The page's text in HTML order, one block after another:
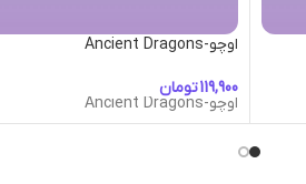
اوچو-Ancient Dragons
تومان
اوچو-Ancient Dragons